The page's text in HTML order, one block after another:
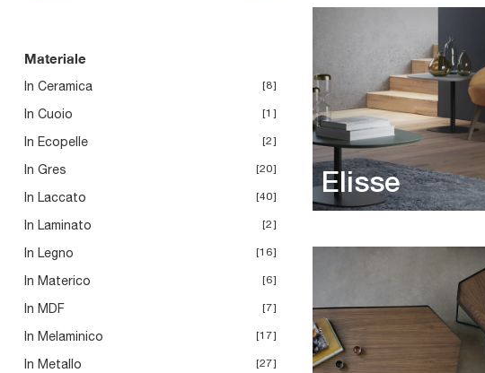
Materiale
In Ceramica 8
In Cuoio 1
In Ecopelle 2
In Gres 20
In Laccato 40
In Laminato 2
In Legno 16
In Materico 6
In MDF 7
In Melaminico 17
In Metallo 27
Elisse